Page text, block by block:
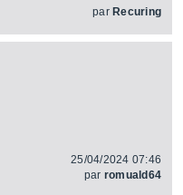
par Recuring
25/04/2024 07:46
par romuald64